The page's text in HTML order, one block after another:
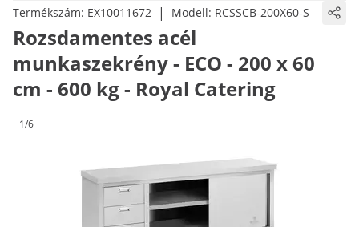
Termékszám: EX10011672 | Modell: RCSSCB-200X60-S
Rozsdamentes acél
munkaszekrény - ECO - 200 x 60
cm - 600 kg - Royal Catering
1/6